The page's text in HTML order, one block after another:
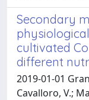
Secondary
cultivated
different
2019-01-01
Cavalloro, V.;